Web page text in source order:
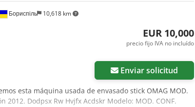
Бориспіль 10,618 km
EUR 10,000
precio fijo IVA no incluído
Enviar solicitud
esta máquina usada de envasado stick OMAG MOD.
2012. Dodpsx Rw Hvjfx Acdskr Modelo: MOD. CONF.